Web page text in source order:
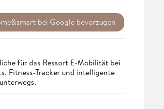
bei Google bevorzugen
für das Ressort E-Mobilität bei
Fitness-Tracker und intelligente